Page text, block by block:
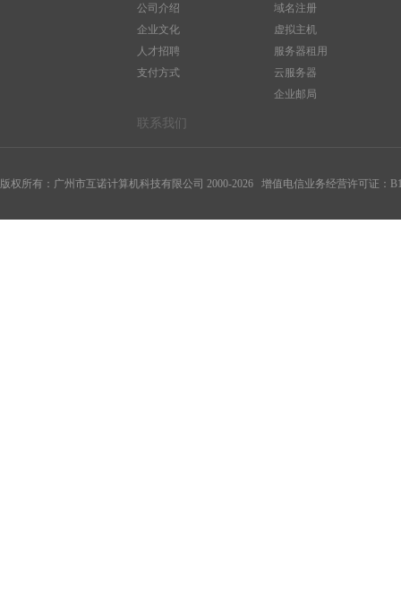
公司介绍
企业文化
人才招聘
支付方式
联系我们
域名注册
虚拟主机
服务器租用
云服务器
企业邮局
版权所有：广州市互诺计算机科技有限公司 2000-2026 增值电信业务经营许可证：